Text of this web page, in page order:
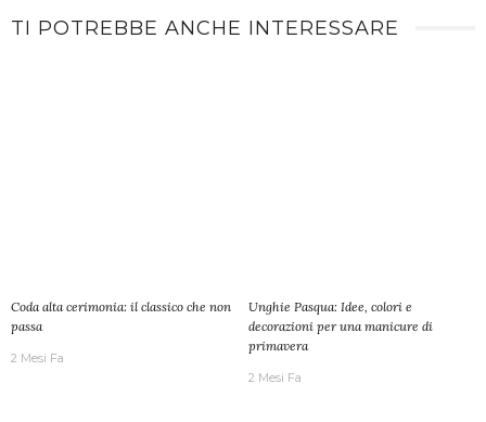
TI POTREBBE ANCHE INTERESSARE
Coda alta cerimonia: il classico che non
passa
2 Mesi Fa
Unghie Pasqua: Idee, colori e
decorazioni per una manicure di
primavera
2 Mesi Fa